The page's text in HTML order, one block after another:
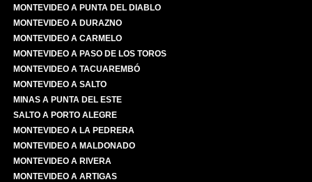
MONTEVIDEO A PUNTA DEL DIABLO
MONTEVIDEO A DURAZNO
MONTEVIDEO A CARMELO
MONTEVIDEO A PASO DE LOS TOROS
MONTEVIDEO A TACUAREMBÓ
MONTEVIDEO A SALTO
MINAS A PUNTA DEL ESTE
SALTO A PORTO ALEGRE
MONTEVIDEO A LA PEDRERA
MONTEVIDEO A MALDONADO
MONTEVIDEO A RIVERA
MONTEVIDEO A ARTIGAS